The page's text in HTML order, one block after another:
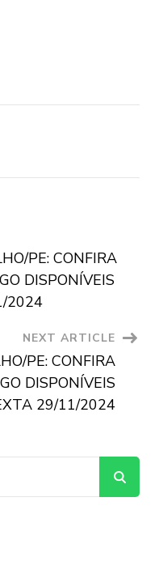
PE: CONFIRA
DISPONÍVEIS
2024
NEXT ARTICLE
PE: CONFIRA
DISPONÍVEIS
29/11/2024